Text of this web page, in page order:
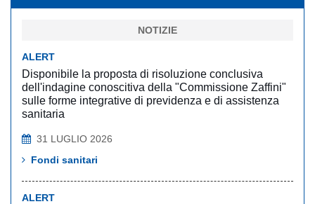
NOTIZIE
ALERT
Disponibile la proposta di risoluzione conclusiva
dell'indagine conoscitiva della "Commissione Zaffini"
sulle forme integrative di previdenza e di assistenza
sanitaria
31 LUGLIO 2026
Fondi sanitari
ALERT